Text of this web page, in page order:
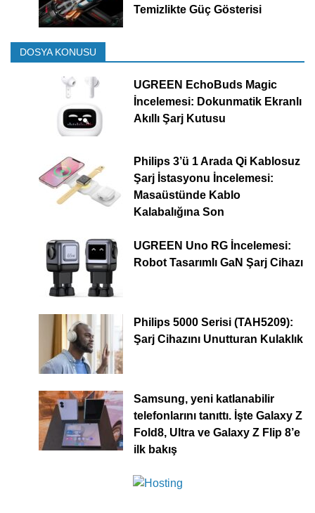
Temizlikte Güç Gösterisi
DOSYA KONUSU
UGREEN EchoBuds Magic
İncelemesi: Dokunmatik Ekranlı
Akıllı Şarj Kutusu
Philips 3’ü 1 Arada Qi Kablosuz
Şarj İstasyonu İncelemesi:
Masaüstünde Kablo
Kalabalığına Son
UGREEN Uno RG İncelemesi:
Robot Tasarımlı GaN Şarj Cihazı
Philips 5000 Serisi (TAH5209):
Şarj Cihazını Unutturan Kulaklık
Samsung, yeni katlanabilir
telefonlarını tanıttı. İşte Galaxy Z
Fold8, Ultra ve Galaxy Z Flip 8’e
ilk bakış